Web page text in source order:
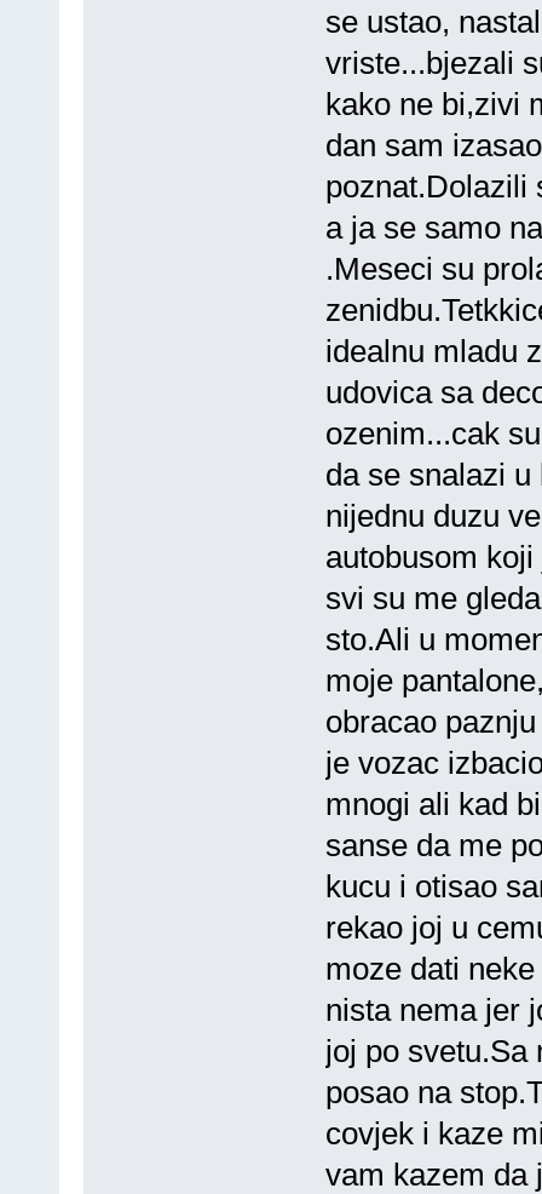
se ustao,
vriste...bjezali
kako ne bi,zivi
dan sam
poznat.Dolazili
a ja se samo
.Meseci su
idealnu mladu
udovica sa
ozenim...cak
da se snalazi
nijednu duzu
autobusom
svi su me
sto.Ali u
moje
obracao
je vozac
mnogi ali kad
sanse da me
kucu i otisao
rekao joj u
moze dati
nista nema jer
joj po svetu.Sa
posao na
covjek i kaze
vam kazem da